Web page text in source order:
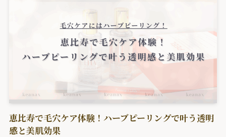
恵比寿で毛穴ケア体験！ハーブピーリングで叶う透明
感と美肌効果